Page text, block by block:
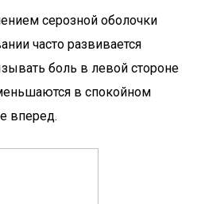
серозной оболочки
часто развивается
боль в левой стороне
в спокойном
вперед.